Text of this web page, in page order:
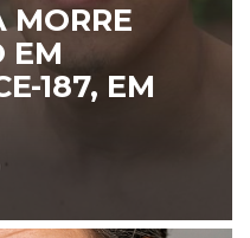
MORRE
EM
187, EM